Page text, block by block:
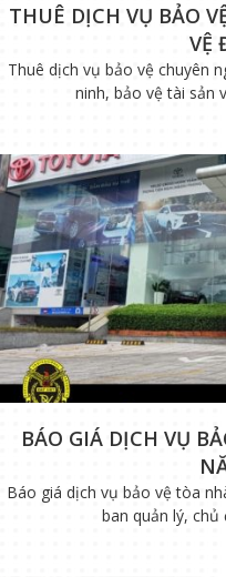
THUÊ DỊCH VỤ BẢO
VỆ
Thuê dịch vụ bảo vệ chuyên
ninh, bảo vệ tài sản
BÁO GIÁ DỊCH VỤ
Báo giá dịch vụ bảo vệ tòa
ban quản lý,